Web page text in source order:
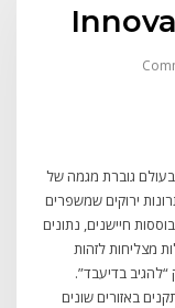
גוברת מגמה של
ירוקים שמשפרים
חיישנים, נתונים
מצליחות לזהות
“להגיב בדיעבד”.
באזורים שונים